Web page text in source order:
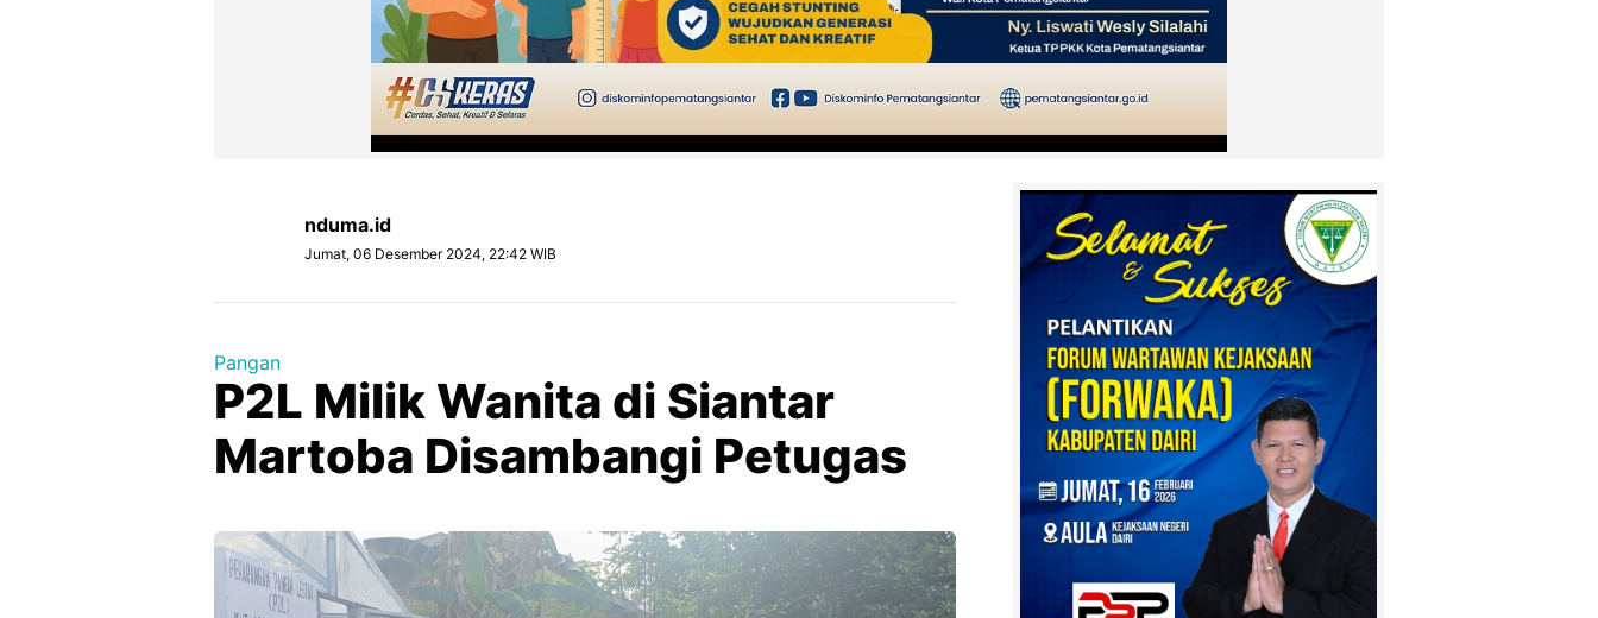
nduma.id
Jumat, 06 Desember 2024, 22:42 WIB
Pangan
P2L Milik Wanita di Siantar
Martoba Disambangi Petugas